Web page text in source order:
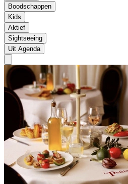
Boodschappen
Kids
Aktief
Sightseeing
Uit Agenda